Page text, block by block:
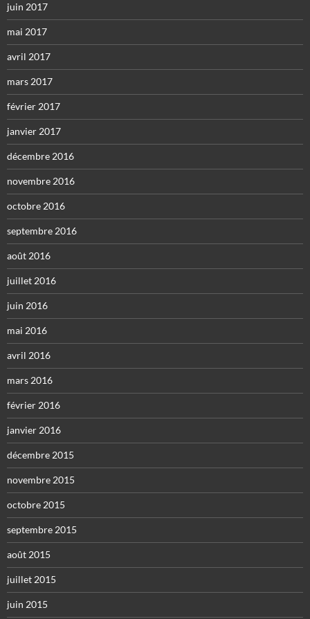
juin 2017
mai 2017
avril 2017
mars 2017
février 2017
janvier 2017
décembre 2016
novembre 2016
octobre 2016
septembre 2016
août 2016
juillet 2016
juin 2016
mai 2016
avril 2016
mars 2016
février 2016
janvier 2016
décembre 2015
novembre 2015
octobre 2015
septembre 2015
août 2015
juillet 2015
juin 2015